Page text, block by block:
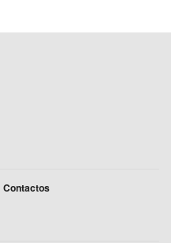
Contactos